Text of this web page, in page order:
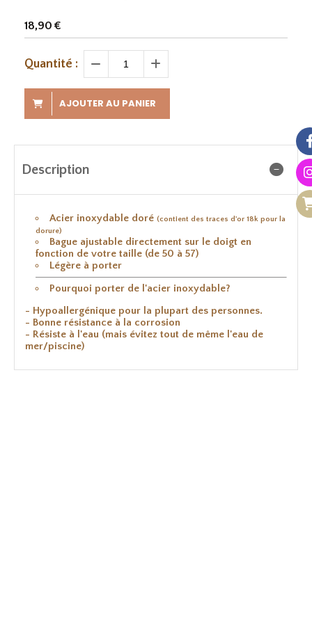
18,90 €
Quantité :
AJOUTER AU PANIER
Description
Acier inoxydable doré (contient des traces d'or 18k pour la
dorure)
Bague ajustable directement sur le doigt en
fonction de votre taille (de 50 à 57)
Légère à porter
Pourquoi porter de l'acier inoxydable?
- Hypoallergénique pour la plupart des personnes.
- Bonne résistance à la corrosion
- Résiste à l'eau (mais évitez tout de même l'eau de
mer/piscine)